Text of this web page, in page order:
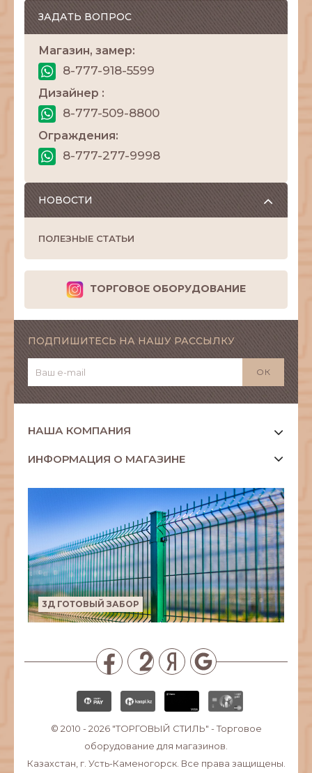
ЗАДАТЬ ВОПРОС
Магазин, замер:
8-777-918-5599
Дизайнер :
8-777-509-8800
Ограждения:
8-777-277-9998
НОВОСТИ
ПОЛЕЗНЫЕ СТАТЬИ
ТОРГОВОЕ ОБОРУДОВАНИЕ
ПОДПИШИТЕСЬ НА НАШУ РАССЫЛКУ
НАША КОМПАНИЯ
ИНФОРМАЦИЯ О МАГАЗИНЕ
3Д ГОТОВЫЙ ЗАБОР
© 2010 - 2026 "ТОРГОВЫЙ СТИЛЬ" - Торговое
оборудование для магазинов.
Казахстан, г. Усть-Каменогорск. Все права защищены.